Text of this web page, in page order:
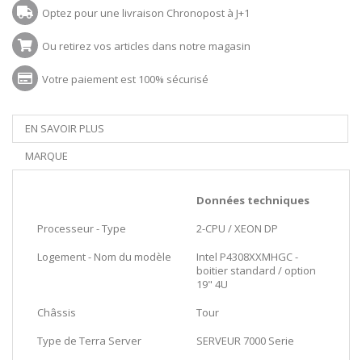
Optez pour une livraison Chronopost à J+1
Ou retirez vos articles dans notre magasin
Votre paiement est 100% sécurisé
EN SAVOIR PLUS
MARQUE
Données techniques
Processeur - Type
2-CPU / XEON DP
Logement - Nom du modèle
Intel P4308XXMHGC -
boitier standard / option
19" 4U
Châssis
Tour
Type de Terra Server
SERVEUR 7000 Serie